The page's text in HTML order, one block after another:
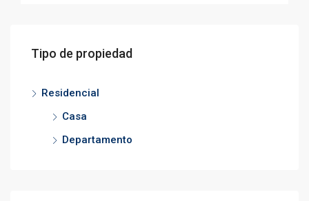
Tipo de propiedad
Residencial
Casa
Departamento